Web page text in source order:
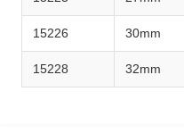
15226 30mm
15228 32mm